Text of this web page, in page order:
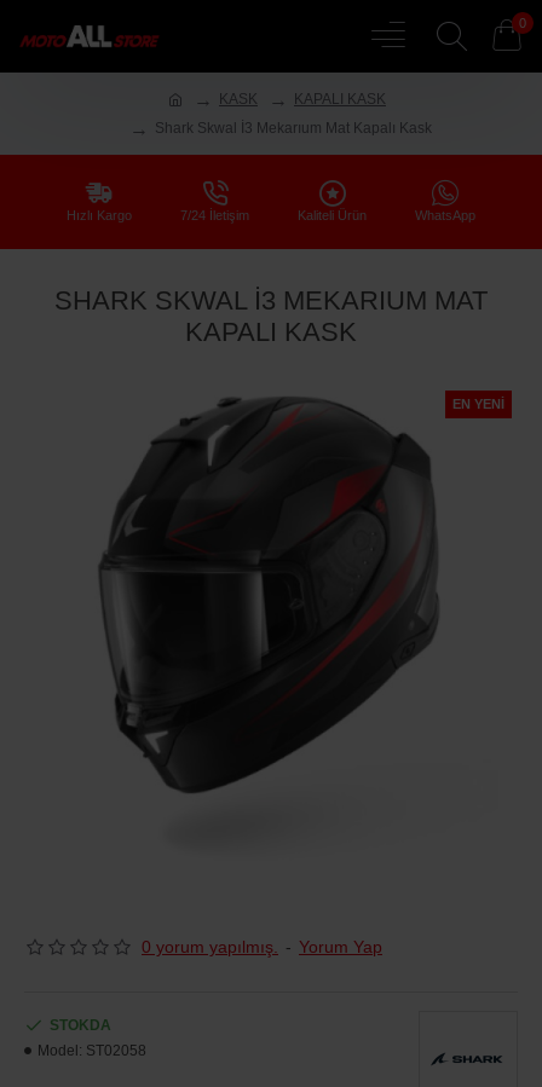
0
KASK
KAPALI KASK
Shark Skwal İ3 Mekarıum Mat Kapalı Kask
Hızlı Kargo 7/24 İletişim Kaliteli Ürün WhatsApp
SHARK SKWAL İ3 MEKARIUM MAT
KAPALI KASK
EN YENI
0 yorum yapılmış. - Yorum Yap
STOKDA
Model: ST02058